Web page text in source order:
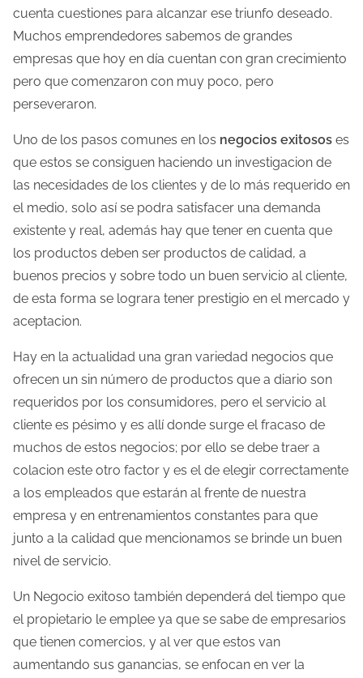
l
e
c
t
u
a
d
e
l
a
e
n
t
r
a
cuenta cuestiones para alcanzar ese triunfo deseado.
Muchos emprendedores sabemos de grandes
empresas que hoy en día cuentan con gran crecimiento
pero que comenzaron con muy poco, pero
perseveraron.
Uno de los pasos comunes en los negocios exitosos es
que estos se consiguen haciendo un investigacion de
las necesidades de los clientes y de lo más requerido en
el medio, solo así se podra satisfacer una demanda
existente y real, además hay que tener en cuenta que
los productos deben ser productos de calidad, a
buenos precios y sobre todo un buen servicio al cliente,
de esta forma se lograra tener prestigio en el mercado y
aceptacion.
Hay en la actualidad una gran variedad negocios que
ofrecen un sin número de productos que a diario son
requeridos por los consumidores, pero el servicio al
cliente es pésimo y es allí donde surge el fracaso de
muchos de estos negocios; por ello se debe traer a
colacion este otro factor y es el de elegir correctamente
a los empleados que estarán al frente de nuestra
empresa y en entrenamientos constantes para que
junto a la calidad que mencionamos se brinde un buen
nivel de servicio.
Un Negocio exitoso también dependerá del tiempo que
el propietario le emplee ya que se sabe de empresarios
que tienen comercios, y al ver que estos van
aumentando sus ganancias, se enfocan en ver la